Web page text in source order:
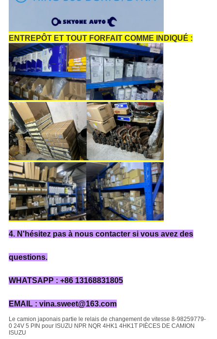
ENTREPÔT ET TOUT FORFAIT COMME INDIQUÉ :
4. N'hésitez pas à nous contacter si vous avez des
questions.
WHATSAPP : +86 13168831805
EMAIL : vina.sweet@163.com
Le camion japonais partie le relais de changement de vitesse 8-98259779-
0 24V 5 PIN pour ISUZU NPR NQR 4HK1 4HK1T PIÈCES DE CAMION
ISUZU